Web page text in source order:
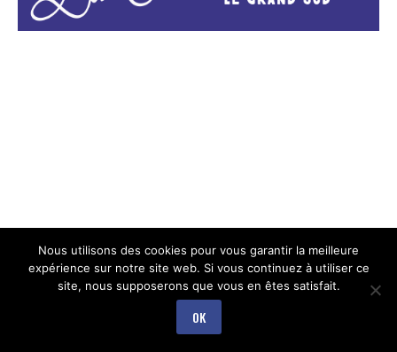
Nous utilisons des cookies pour vous garantir la meilleure
expérience sur notre site web. Si vous continuez à utiliser ce
site, nous supposerons que vous en êtes satisfait.
OK